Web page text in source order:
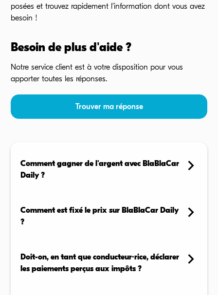
posées et trouvez rapidement l'information dont vous avez
besoin !
Besoin de plus d'aide ?
Notre service client est à votre disposition pour vous
apporter toutes les réponses.
Trouver ma réponse
Comment gagner de l'argent avec BlaBlaCar
Daily ?
trajets réguliers sur l'application et recevoir une
compensation pour chaque passager transporté,
Comment est fixé le prix sur BlaBlaCar Daily
?
est automatiquement calculé par l’application, selon
la distance, la politique tarifaire locale, et les
Doit-on, en tant que conducteur·rice, déclarer
les paiements perçus aux impôts ?